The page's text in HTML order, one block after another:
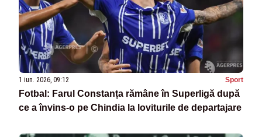
1 iun. 2026, 09:12 Sport
Fotbal: Farul Constanța rămâne în Superligă după
ce a învins-o pe Chindia la loviturile de departajare